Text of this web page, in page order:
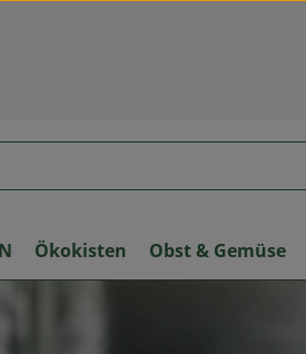
Ökokisten Obst & Gemüse